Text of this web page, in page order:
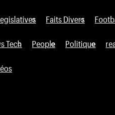
Faits Divers
Tech People Politique